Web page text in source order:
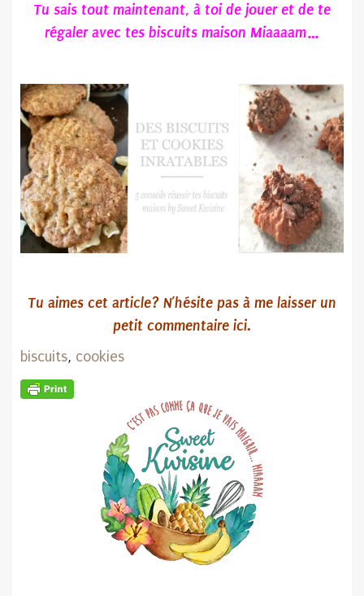
Tu sais tout maintenant, à toi de jouer et de te
régaler avec tes biscuits maison Miaaaam…
Tu aimes cet article? N’hésite pas à me laisser un
petit commentaire ici.
biscuits, cookies